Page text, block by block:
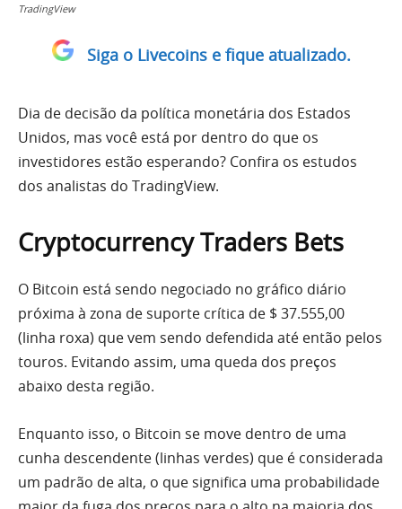
TradingView
Siga o Livecoins e fique atualizado.
Dia de decisão da política monetária dos Estados
Unidos, mas você está por dentro do que os
investidores estão esperando? Confira os estudos
dos analistas do TradingView.
Cryptocurrency Traders Bets
O Bitcoin está sendo negociado no gráfico diário
próxima à zona de suporte crítica de $ 37.555,00
(linha roxa) que vem sendo defendida até então pelos
touros. Evitando assim, uma queda dos preços
abaixo desta região.
Enquanto isso, o Bitcoin se move dentro de uma
cunha descendente (linhas verdes) que é considerada
um padrão de alta, o que significa uma probabilidade